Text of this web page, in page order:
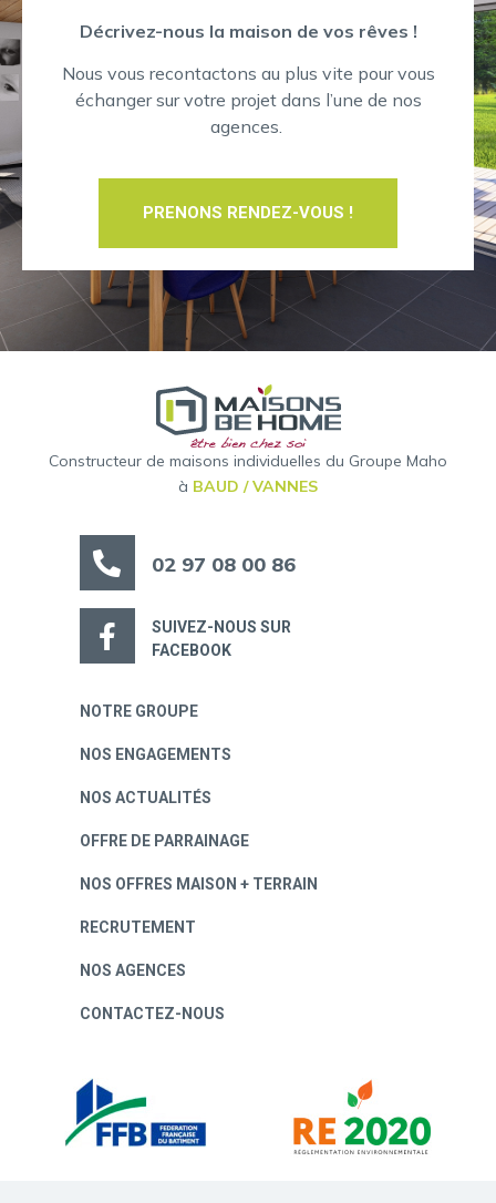
Décrivez-nous la maison de vos rêves !
Nous vous recontactons au plus vite pour vous
échanger sur votre projet dans l’une de nos
agences.
PRENONS RENDEZ-VOUS !
Constructeur de maisons individuelles du Groupe Maho
à BAUD / VANNES
02 97 08 00 86
SUIVEZ-NOUS SUR
FACEBOOK
NOTRE GROUPE
NOS ENGAGEMENTS
NOS ACTUALITÉS
OFFRE DE PARRAINAGE
NOS OFFRES MAISON + TERRAIN
RECRUTEMENT
NOS AGENCES
CONTACTEZ-NOUS